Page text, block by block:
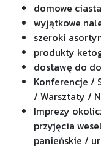
domowe
wyjątkowe
szeroki
produkty
dostawę do
Konferencje /
/ Warsztaty /
Imprezy
przyjęcia
panieńskie /